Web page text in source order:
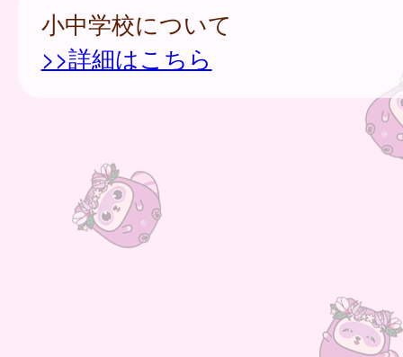
小中学校について
>>詳細はこちら